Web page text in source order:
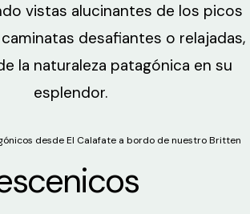
vistas alucinantes de los picos
desafiantes o relajadas,
la naturaleza patagónica en su
esplendor.
desde El Calafate a bordo de nuestro Britten